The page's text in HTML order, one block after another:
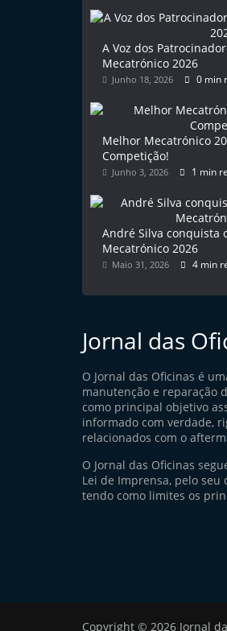
A Voz dos
Mecatrónico 2026
Junho 18, 2026 0 min
Melhor Mecatrónico
Competição!
Junho 3, 2026 1 min
André Silva conquista
Mecatrónico 2026
Maio 31, 2026 4 min
Jornal das
O Jornal das Oficinas é
manutenção e reparação
como principal objetivo
informado com verdade,
relacionados com o
O Jornal das Oficinas
Lei de Imprensa, pelo
tendo como limites os
Copyright © 2026 Jornal